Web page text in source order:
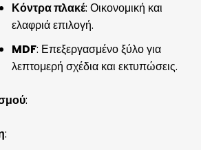
Κόντρα πλακέ: Οικονομική και
ελαφριά επιλογή.
MDF: Επεξεργασμένο ξύλο για
λεπτομερή σχέδια και εκτυπώσεις.
:
: